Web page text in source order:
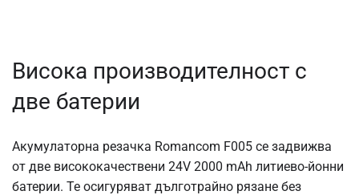
Висока производителност с
две батерии
Акумулаторна резачка Romancom F005 се задвижва
от две висококачествени 24V 2000 mAh литиево-йонни
батерии. Те осигуряват дълготрайно рязане без